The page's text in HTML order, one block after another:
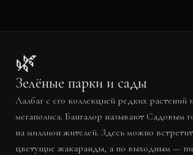
🌿
Зелёные парки и сады
Лалбаг с его коллекцией редких
мегаполиса. Бангалор называют Садовым
на миллион жителей. Здесь можно
цветущие жакаранды, а по выходным —